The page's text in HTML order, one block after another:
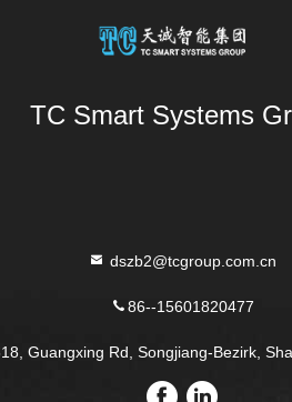
TC Smart Systems
dszb2@tcgroup.com.cn
86--15601820477
Guangxing Rd, Songjiang-Bezirk,